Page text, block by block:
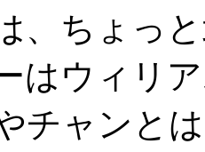
、ちょっ
はウィリ
チャンと